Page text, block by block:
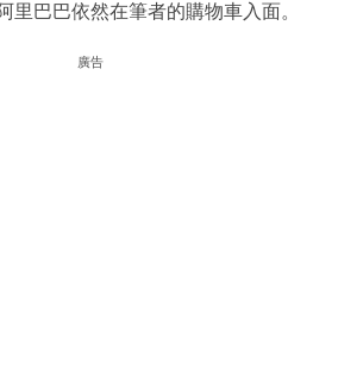
里巴巴依然在筆者的購物車入面。
廣告